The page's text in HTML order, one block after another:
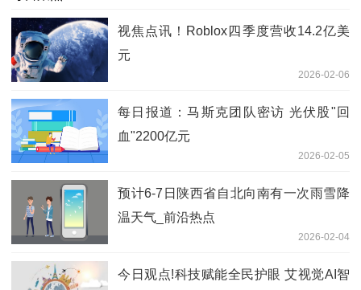
视焦点讯！Roblox四季度营收14.2亿美
元
2026-02-06
每日报道：马斯克团队密访 光伏股"回
血"2200亿元
2026-02-05
预计6-7日陕西省自北向南有一次雨雪降
温天气_前沿热点
2026-02-04
今日观点!科技赋能全民护眼 艾视觉AI智